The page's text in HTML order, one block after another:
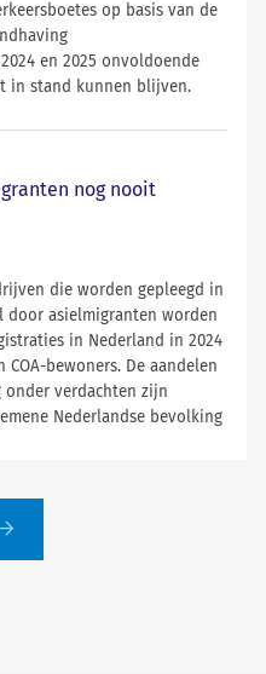
op basis van de
en 2025 onvoldoende
in stand kunnen blijven.
nog nooit
die worden gepleegd in
door asielmigranten worden
in Nederland in 2024
bewoners. De aandelen
verdachten zijn
Nederlandse bevolking